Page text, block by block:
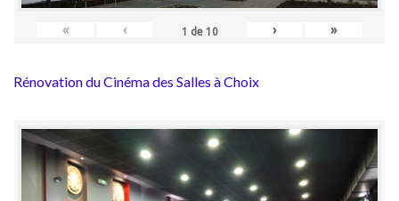
« ‹ 1 de 10 › »
Rénovation du Cinéma des Salles à Choix